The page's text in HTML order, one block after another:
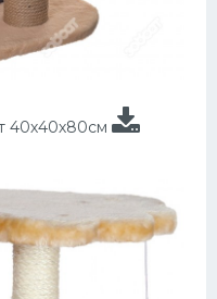
40х40х80см